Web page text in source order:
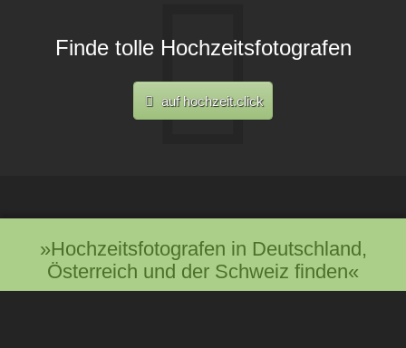
Finde tolle Hochzeitsfotografen
auf hochzeit.click
»Hochzeitsfotografen in Deutschland,
Österreich und der Schweiz finden«